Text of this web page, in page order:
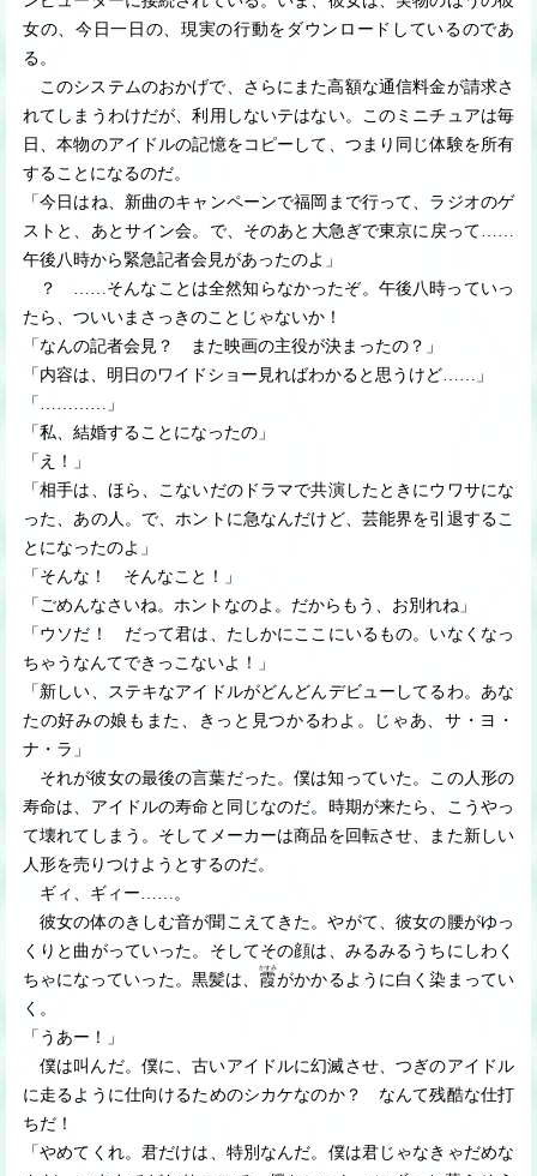
女の、今日一日の、現実の行動をダウンロードしているのであ
る。
このシステムのおかげで、さらにまた高額な通信料金が請求さ
れてしまうわけだが、利用しないテはない。このミニチュアは毎
日、本物のアイドルの記憶をコピーして、つまり同じ体験を所有
することになるのだ。
「今日はね、新曲のキャンペーンで福岡まで行って、ラジオのゲ
ストと、あとサイン会。で、そのあと大急ぎで東京に戻って……
午後八時から緊急記者会見があったのよ」
？ ……そんなことは全然知らなかったぞ。午後八時っていっ
たら、ついいまさっきのことじゃないか！
「なんの記者会見？ また映画の主役が決まったの？」
「内容は、明日のワイドショー見ればわかると思うけど…… 」
「 ………… 」
「私、結婚することになったの」
「え！」
「相手は、ほら、こないだのドラマで共演したときにウワサにな
った、あの人。で、ホントに急なんだけど、芸能界を引退するこ
とになったのよ」
「そんな！ そんなこと！」
「ごめんなさいね。ホントなのよ。だからもう、お別れね」
「ウソだ！ だって君は、たしかにここにいるもの。いなくなっ
ちゃうなんてできっこないよ！」
「新しい、ステキなアイドルがどんどんデビューしてるわ。あな
たの好みの娘もまた、きっと見つかるわよ。じゃあ、サ・ヨ・
ナ・ラ」
それが彼女の最後の言葉だった。僕は知っていた。この人形の
寿命は、アイドルの寿命と同じなのだ。時期が来たら、こうやっ
て壊れてしまう。そしてメーカーは商品を回転させ、また新しい
人形を売りつけようとするのだ。
ギィ、ギィー……。
彼女の体のきしむ音が聞こえてきた。やがて、彼女の腰がゆっ
くりと曲がっていった。そしてその顔は、みるみるうちにしわく
ちゃになっていった。黒髪は、 霞
かすみ
がかかるように白く染まってい
く。
「うあー！」
僕は叫んだ。僕に、古いアイドルに幻滅させ、つぎのアイドル
に走るように仕向けるためのシカケなのか？ なんて残酷な仕打
ちだ！
「やめてくれ。君だけは、特別なんだ。僕は君じゃなきゃだめな